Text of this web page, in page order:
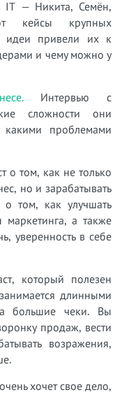
IT — Никита, Семён,
крупных
идеи привели их к
и чему можно у
Интервью с
сложности они
проблемами
о том, как не только
но и зарабатывать
том, как улучшать
а также
уверенность в себе
который полезен
длинными
большие чеки. Вы
продаж, вести
возражения,
хочет свое дело,